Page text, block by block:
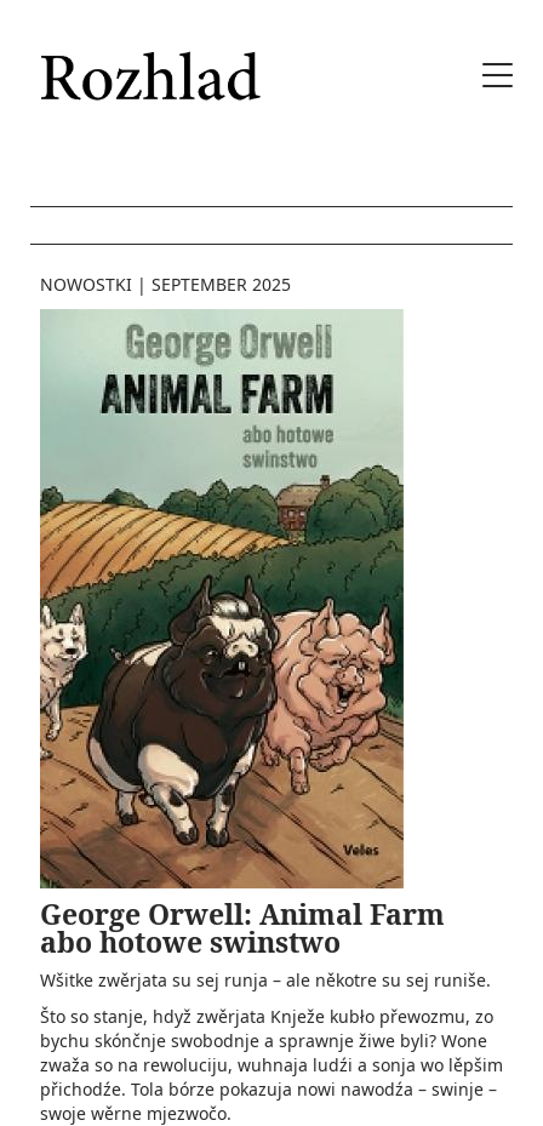
NOWOSTKI | SEPTEMBER 2025
George Orwell: Animal Farm
abo hotowe swinstwo
Wšitke zwěrjata su sej runja – ale někotre su sej runiše.
Što so stanje, hdyž zwěrjata Knježe kubło přewozmu, zo
bychu­ skónčnje swobodnje a sprawnje žiwe byli? Wone
zwaža so na rewoluciju, wuhnaja ludźi a sonja wo lěpšim
přichodźe. Tola bórze pokazuja nowi nawodźa – swinje –
swoje wěrne mjezwočo.